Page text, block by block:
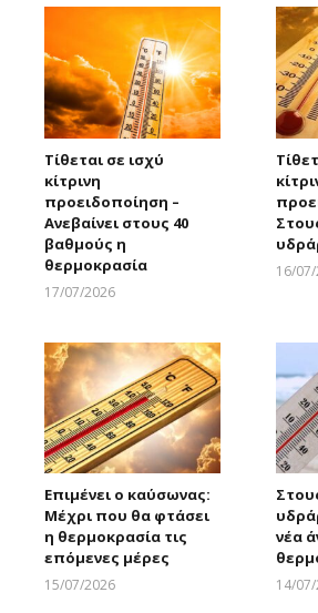
Τίθεται σε ισχύ
κίτρινη
προειδοποίηση –
Ανεβαίνει στους 40
βαθμούς η
θερμοκρασία
17/07/2026
16/
Επιμένει ο καύσωνας:
Μέχρι που θα φτάσει
η θερμοκρασία τις
επόμενες μέρες
15/07/2026
νέα
14/